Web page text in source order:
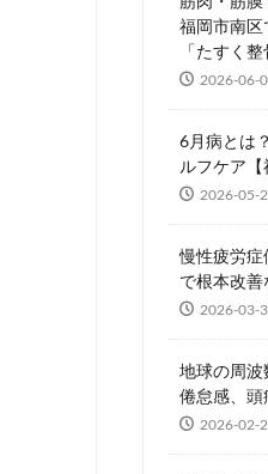
福岡市南
「たすく
2026-06-
6月病とは
ルフケア【
2026-05-
慢性疲労症
で根本改
2026-03-
地球の周波
倦怠感、頭
2026-02-